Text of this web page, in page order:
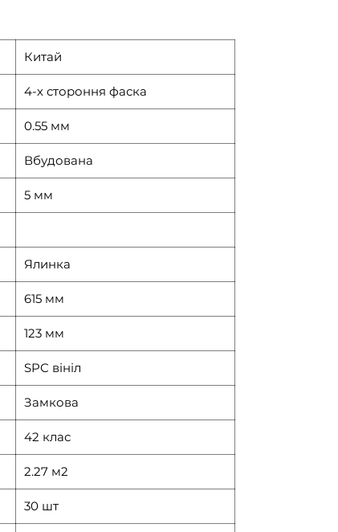
Китай
4-х стороння фаска
0.55 мм
Вбудована
5 мм
Ялинка
615 мм
123 мм
SPC вініл
Замкова
42 клас
2.27 м2
30 шт